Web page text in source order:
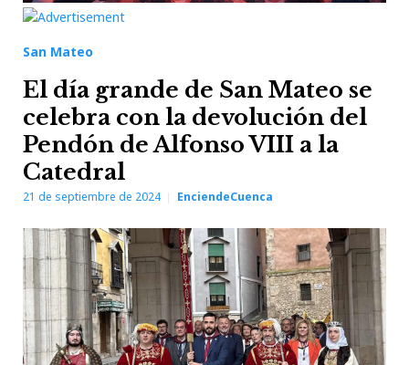
San Mateo
El día grande de San Mateo se
celebra con la devolución del
Pendón de Alfonso VIII a la
Catedral
21 de septiembre de 2024 EnciendeCuenca